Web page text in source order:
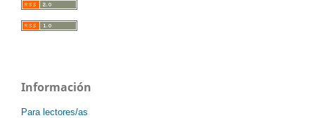
Información
Para lectores/as